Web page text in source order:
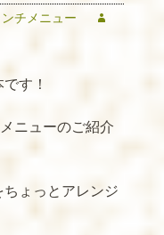
チメニュー
す！
ニューのご紹介
ょっとアレンジ